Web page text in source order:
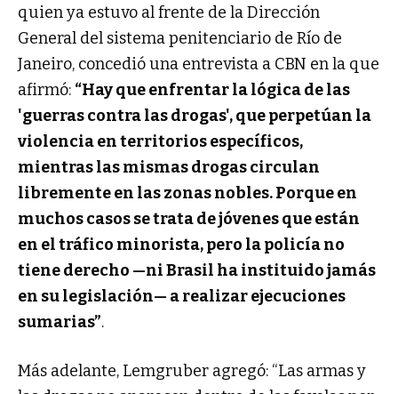
quien ya estuvo al frente de la Dirección
General del sistema penitenciario de Río de
Janeiro, concedió una entrevista a CBN en la que
afirmó: “Hay que enfrentar la lógica de las
'guerras contra las drogas', que perpetúan la
violencia en territorios específicos,
mientras las mismas drogas circulan
libremente en las zonas nobles. Porque en
muchos casos se trata de jóvenes que están
en el tráfico minorista, pero la policía no
tiene derecho —ni Brasil ha instituido jamás
en su legislación— a realizar ejecuciones
sumarias”.
Más adelante, Lemgruber agregó: “Las armas y